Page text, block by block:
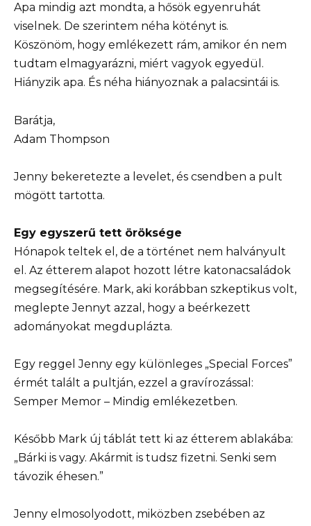
Apa mindig azt mondta, a hősök egyenruhát
viselnek. De szerintem néha kötényt is.
Köszönöm, hogy emlékezett rám, amikor én nem
tudtam elmagyarázni, miért vagyok egyedül.
Hiányzik apa. És néha hiányoznak a palacsintái is.
Barátja,
Adam Thompson
Jenny bekeretezte a levelet, és csendben a pult
mögött tartotta.
Egy egyszerű tett öröksége
Hónapok teltek el, de a történet nem halványult
el. Az étterem alapot hozott létre katonacsaládok
megsegítésére. Mark, aki korábban szkeptikus volt,
meglepte Jennyt azzal, hogy a beérkezett
adományokat megduplázta.
Egy reggel Jenny egy különleges „Special Forces”
érmét talált a pultján, ezzel a gravírozással:
Semper Memor – Mindig emlékezetben.
Később Mark új táblát tett ki az étterem ablakába:
„Bárki is vagy. Akármit is tudsz fizetni. Senki sem
távozik éhesen.”
Jenny elmosolyodott, miközben zsebében az